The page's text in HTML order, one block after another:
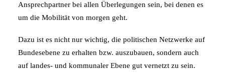
Ansprechpartner bei allen Überlegungen sein, bei denen es
um die Mobilität von morgen geht.
Dazu ist es nicht nur wichtig, die politischen Netzwerke auf
Bundesebene zu erhalten bzw. auszubauen, sondern auch
auf landes- und kommunaler Ebene gut vernetzt zu sein.